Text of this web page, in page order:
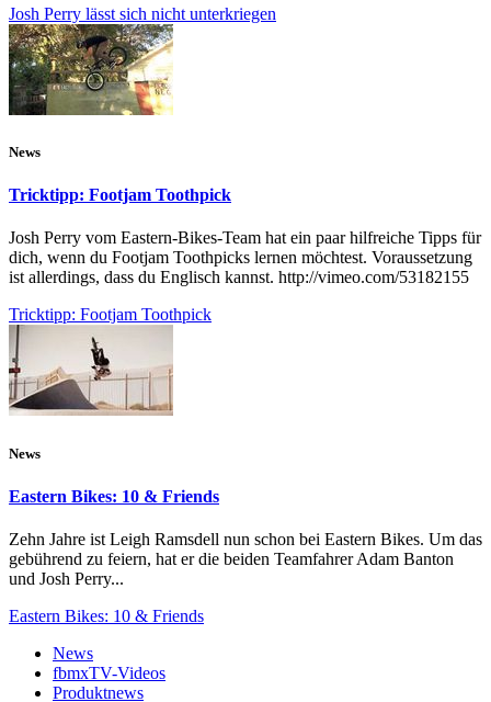
Josh Perry lässt sich nicht unterkriegen
News
Tricktipp: Footjam Toothpick
Josh Perry vom Eastern-Bikes-Team hat ein paar hilfreiche Tipps für
dich, wenn du Footjam Toothpicks lernen möchtest. Voraussetzung
ist allerdings, dass du Englisch kannst. http://vimeo.com/53182155
Tricktipp: Footjam Toothpick
News
Eastern Bikes: 10 & Friends
Zehn Jahre ist Leigh Ramsdell nun schon bei Eastern Bikes. Um das
gebührend zu feiern, hat er die beiden Teamfahrer Adam Banton
und Josh Perry...
Eastern Bikes: 10 & Friends
News
fbmxTV-Videos
Produktnews